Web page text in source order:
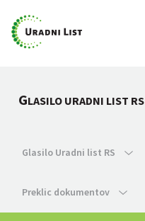
GLASILO URADNI LIST RS
Glasilo Uradni list RS
Preklic dokumentov